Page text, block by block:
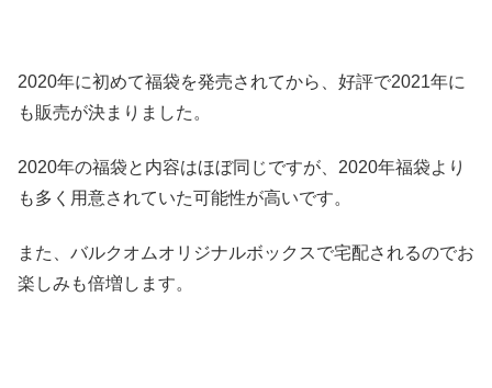
2020年に初めて福袋を発売されてから、好評で2021年に
も販売が決まりました。
2020年の福袋と内容はほぼ同じですが、2020年福袋より
も多く用意されていた可能性が高いです。
また、バルクオムオリジナルボックスで宅配されるのでお
楽しみも倍増します。